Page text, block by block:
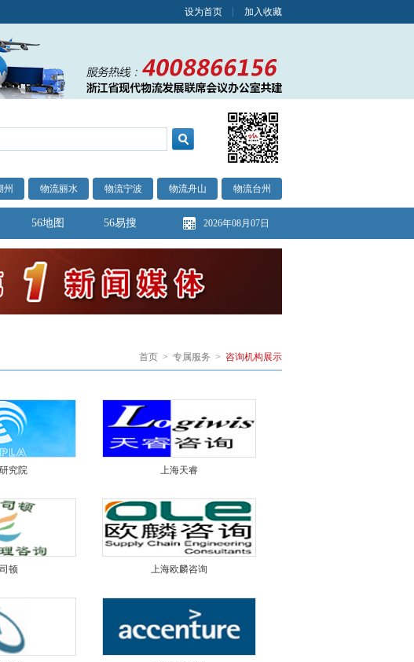
设为首页 加入收藏
州 物流丽水 物流宁波 物流舟山 物流台州
56地图 56易搜 2026年08月07日
首页 > 专属服务 > 咨询机构展示
究院 上海天睿
顿 上海欧麟咨询